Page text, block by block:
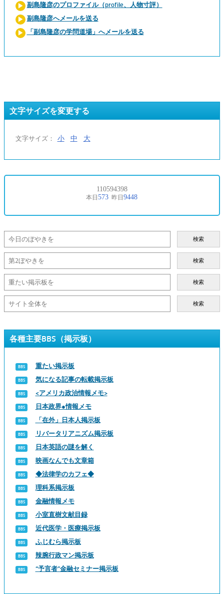
副島隆彦のプロファイル（profile、人物寸評）
副島隆彦へメールを送る
「副島隆彦の学問道場」へメールを送る
文字サイズを変更する
文字サイズ： 小 中 大
検索
検索
検索
検索
各種主要BBS（掲示板）
重たい掲示板
気になる記事の転載掲示板
<アメリカ政治情報メモ>
日本政界●情報メモ
「在外」日本人掲示板
リバータリアニズム掲示板
日本英語の謎を解く
映画なんでも文章箱
◆法律学のカフェ◆
理科系掲示板
金融情報メモ
小室直樹文献目録
近代医学・医療掲示板
ふじむら掲示板
辣腕行政マン掲示板
“予言者”金融セミナー掲示板